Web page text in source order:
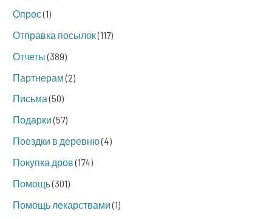
Опрос(1)
Отправка посылок(117)
Отчеты(389)
Партнерам(2)
Письма(50)
Подарки(57)
Поездки в деревню(4)
Покупка дров(174)
Помощь(301)
Помощь лекарствами(1)